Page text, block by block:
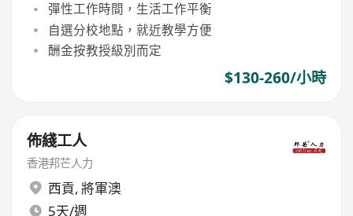
彈性工作時間，生活工作平衡
自選分校地點，就近教學方便
酬金按教授級別而定
$130-260/小時
佈綫工人
香港邦芒人力
西貢, 將軍澳
5天/週